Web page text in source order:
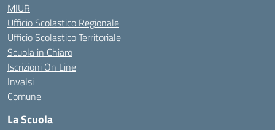
MIUR
Ufficio Scolastico Regionale
Ufficio Scolastico Territoriale
Scuola in Chiaro
Iscrizioni On Line
Invalsi
Comune
La Scuola